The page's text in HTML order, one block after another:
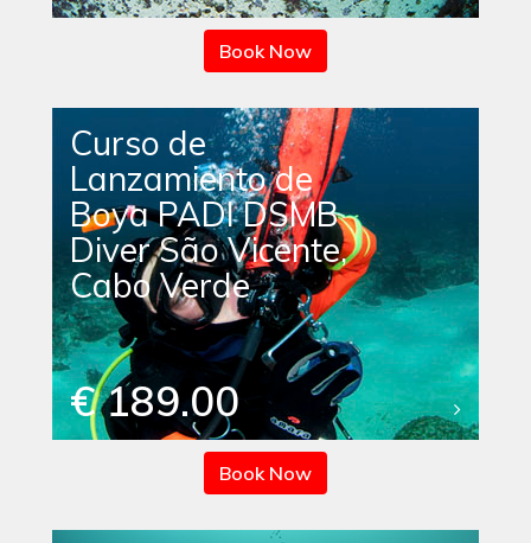
Book Now
Curso de
Lanzamiento de
Boya PADI DSMB
Diver São Vicente,
Cabo Verde
€ 189.00
Book Now